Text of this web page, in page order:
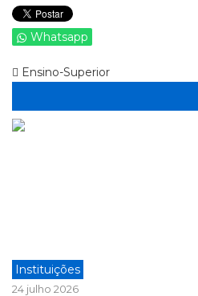
Whatsapp
Ensino-Superior
Instituições
24 julho 2026